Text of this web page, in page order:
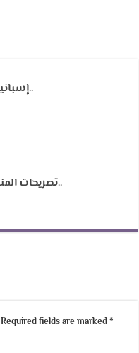
إسبانيا: إعادة معظم المهاجرين الذين دخلو..
تصريحات المنصوري حول تملك الشباب للسكن ت..
Required fields are marked*